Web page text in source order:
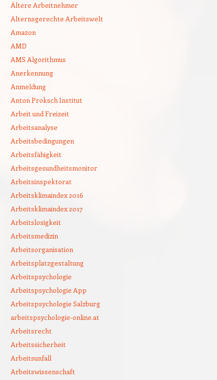
Ältere Arbeitnehmer
Alternsgerechte Arbeitswelt
Amazon
AMD
AMS Algorithmus
Anerkennung
Anmeldung
Anton Proksch Institut
Arbeit und Freizeit
Arbeitsanalyse
Arbeitsbedingungen
Arbeitsfähigkeit
Arbeitsgesundheitsmonitor
Arbeitsinspektorat
Arbeitsklimaindex 2016
Arbeitsklimaindex 2017
Arbeitslosigkeit
Arbeitsmedizin
Arbeitsorganisation
Arbeitsplatzgestaltung
Arbeitspsychologie
Arbeitspsychologie App
Arbeitspsychologie Salzburg
arbeitspsychologie-online.at
Arbeitsrecht
Arbeitssicherheit
Arbeitsunfall
Arbeitswissenschaft